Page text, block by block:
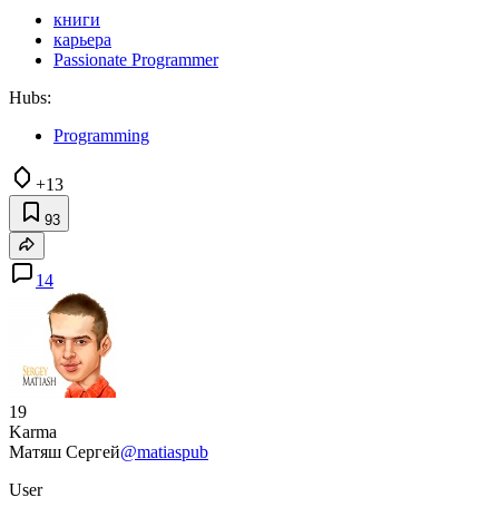
книги
карьера
Passionate Programmer
Hubs:
Programming
+13
93
14
19
Karma
Матяш Сергей@matiaspub
User